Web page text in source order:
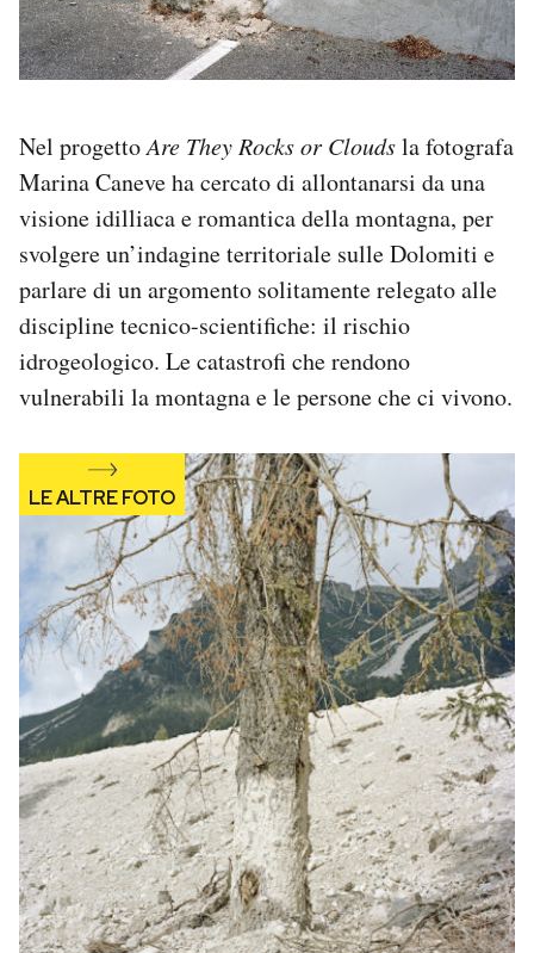
I MIEI PREFERITI
CALENDARIO
AREA PERSONALE
Notifiche mobile
Regala il Post
Esci
Nel progettoAre They Rocks or Cloudsla fotografa
Marina Caneve ha cercato di allontanarsi da una
visione idilliaca e romantica della montagna, per
svolgere un’indagine territoriale sulle Dolomiti e
parlare di un argomento solitamente relegato alle
discipline tecnico-scientifiche: il rischio
idrogeologico. Le catastrofi che rendono
vulnerabili la montagna e le persone che ci vivono.